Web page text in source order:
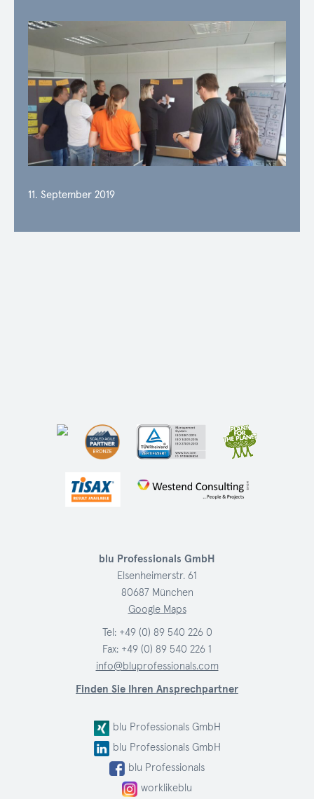
11. September 2019
blu Professionals GmbH
Elsenheimerstr. 61
80687 München
Google Maps
Tel: +49 (0) 89 540 226 0
Fax: +49 (0) 89 540 226 1
info@bluprofessionals.com
Finden Sie Ihren Ansprechpartner
blu Professionals GmbH
blu Professionals GmbH
blu Professionals
worklikeblu